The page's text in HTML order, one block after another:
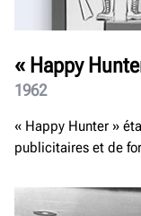
« Happy
1962
« Happy Hunter »
publicitaires et de